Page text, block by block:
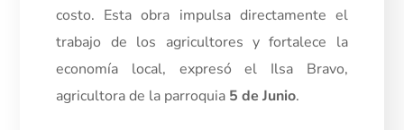
costo. Esta obra impulsa directamente el
trabajo de los agricultores y fortalece la
economía local, expresó el Ilsa Bravo,
agricultora de la parroquia 5 de Junio.